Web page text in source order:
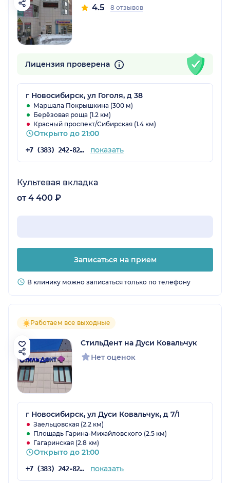
4.5 8 отзывов
Лицензия проверена
г Новосибирск, ул Гоголя, д 38
Маршала Покрышкина (300 м)
Берёзовая роща (1.2 км)
Красный проспект/Сибирская (1.4 км)
Открыто до 21:00
+7 (383) 242-82-57 показать
Культевая вкладка
от 4 400 ₽
Записаться на прием
В клинику можно записаться только по телефону
Работаем все выходные
СтильДент на Дуси Ковальчук
Нет оценок
г Новосибирск, ул Дуси Ковальчук, д 7/1
Заельцовская (2.2 км)
Площадь Гарина-Михайловского (2.5 км)
Гагаринская (2.8 км)
Открыто до 21:00
+7 (383) 242-82-57 показать